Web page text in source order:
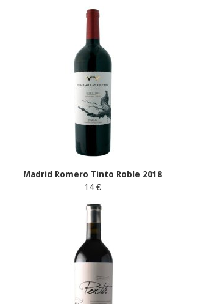
Madrid Romero Tinto Roble 2018
14 €